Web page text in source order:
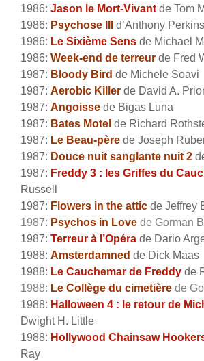
1986: Jason le Mort-Vivant de Tom
1986: Psychose III
d’Anthony Perkins
1986: Le Sixième Sens de Michael
1986: Week-end de terreur de Fred
1987: Bloody Bird de Michele Soavi
1987: Aerobic Killer de David A.
1987: Angoisse de Bigas Luna
1987: Bates Motel de Richard
1987: Le Beau-père de Joseph
1987: Douce nuit sanglante nuit 2
1987: Freddy 3 : les Griffes du
Russell
1987: Flowers in the attic de Jeffrey
1987: Psychos in Love de Gorman
1987: Terreur à l’Opéra de Dario
1988: Amsterdamned de Dick Maas
1988: Le Cauchemar de Freddy de
1988: Le Collège du cimetière de
1988: Halloween 4 : le retour de
Dwight H. Little
1988: Hollywood Chainsaw
Ray